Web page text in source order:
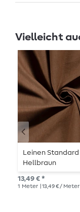
Vielleicht
Leinen Standard
Hellbraun
13,49 € *
1 Meter | 13,49 € / Meter